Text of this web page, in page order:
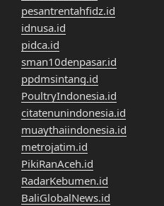
pesantrentahfidz.id
idnusa.id
pidca.id
sman10denpasar.id
ppdmsintang.id
PoultryIndonesia.id
citatenunindonesia.id
muaythaiindonesia.id
metrojatim.id
PikiRanAceh.id
RadarKebumen.id
BaliGlobalNews.id